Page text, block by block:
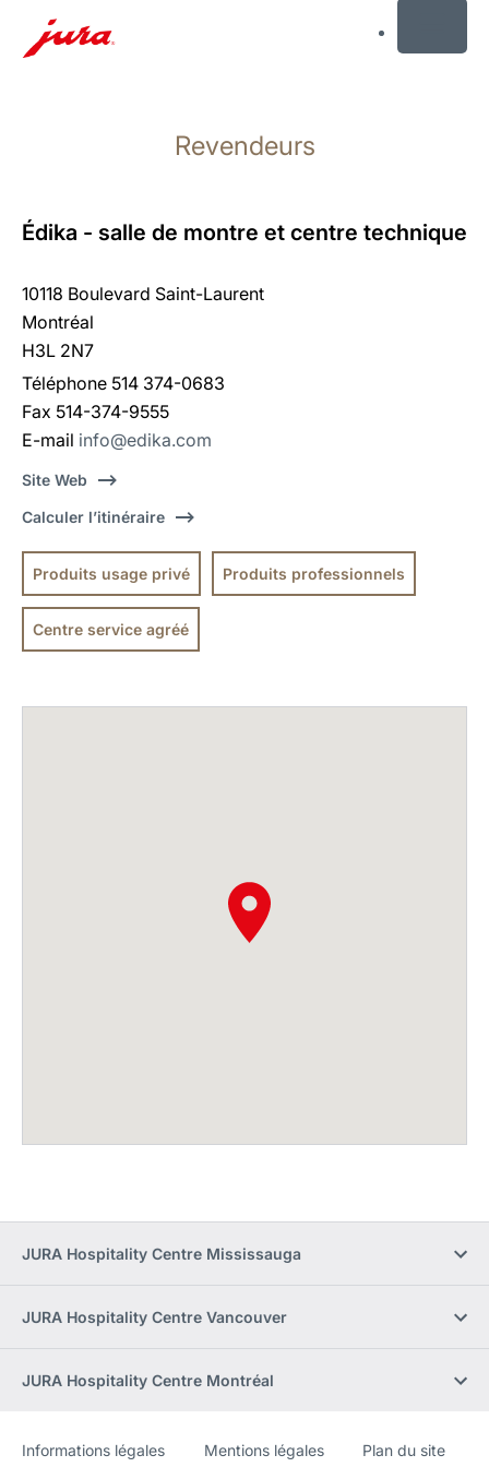
recherche
Revendeurs
Édika - salle de montre et centre technique
10118 Boulevard Saint-Laurent
Montréal
H3L 2N7
Téléphone 514 374-0683
Fax 514-374-9555
E-mail info@edika.com
Site Web
Calculer l’itinéraire
Produits usage privé Produits professionnels
Centre service agréé
JURA Hospitality Centre Mississauga
JURA Hospitality Centre Vancouver
JURA Hospitality Centre Montréal
Site
[Website
Informations légales Mentions légales Plan du site